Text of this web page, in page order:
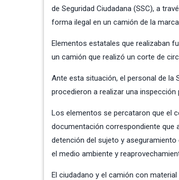
de Seguridad Ciudadana (SSC), a
forma ilegal en un camión de la
Elementos estatales que realizaban
un camión que realizó un corte de
Ante esta situación, el personal de la
procedieron a realizar una inspección
Los elementos se percataron que el
documentación correspondiente que
detención del sujeto y
el medio ambiente y
El ciudadano y el camión con